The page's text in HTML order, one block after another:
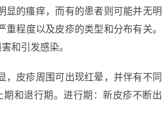
显的瘙痒，而有的患者则可能并无明
程度以及皮疹的类型和分布有关。
和引发感染。
皮疹周围可出现红晕，并伴有不同
和退行期。进行期：新皮疹不断出